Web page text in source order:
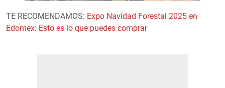
TE RECOMENDAMOS: Expo Navidad Forestal 2025 en
Edomex: Esto es lo que puedes comprar